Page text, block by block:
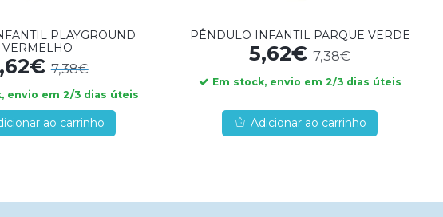
PLAYGROUND
VERMELHO
7,38€
envio em 2/3 dias úteis
ao carrinho
PÊNDULO INFANTIL PARQUE VERDE
5,62€7,38€
Em stock, envio em 2/3 dias úteis
Adicionar ao carrinho